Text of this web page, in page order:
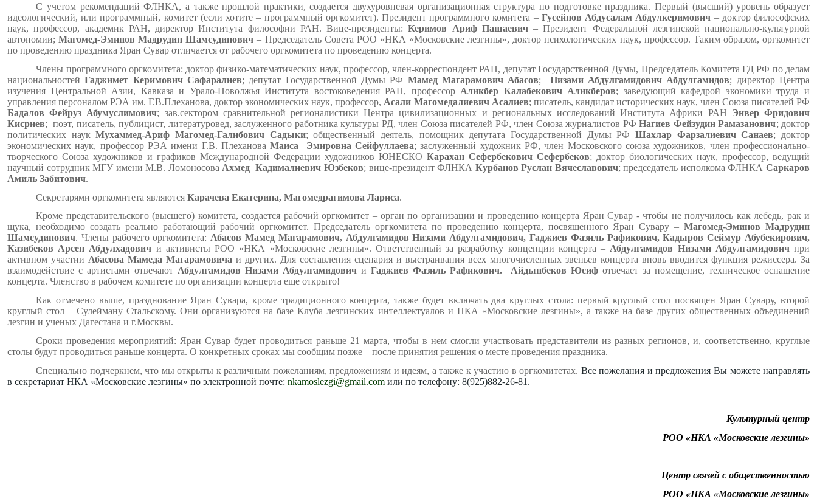
С учетом рекомендаций ФЛНКА, а также прошлой практики, создается двухуровневая организационная структура по подготовке праздника. Первый (высший) уровень образует
идеологический, или программный, комитет (если хотите – программный оргкомитет). Президент программного комитета – Гусейнов Абдусалам Абдулкеримович – доктор философских
наук, профессор, академик РАН, директор Института философии РАН. Вице-президенты:Керимов Ариф Пашаевич– Президент Федеральной лезгинской национально-культурной
автономии;Магомед-Эминов Мадрудин Шамсудинович – Председатель Совета РОО «НКА «Московские лезгины», доктор психологических наук, профессор. Таким образом, оргкомитет
по проведению праздника Яран Сувар отличается от рабочего оргкомитета по проведению концерта.
Члены программного оргкомитета: доктор физико-математических наук, профессор, член-корреспондент РАН, депутат Государственной Думы, Председатель Комитета ГД РФ по делам
национальностейГаджимет Керимович Сафаралиев; депутат Государственной Думы РФ Мамед Магарамович Абасов; Низами Абдулгамидович Абдулгамидов; директор Центра
изучения Центральной Азии, Кавказа и Урало-Поволжья Института востоковедения РАН, профессор Аликбер Калабекович Аликберов; заведующий кафедрой экономики труда и
управления персоналом РЭА им. Г.В.Плеханова, доктор экономических наук, профессор, Асали Магомедалиевич Асалиев; писатель, кандидат исторических наук, член Союза писателей РФ
Бадалов Фейруз Абумуслимович; зав.сектором сравнительной регионалистики Центра цивилизационных и региональных исследований Института Африки РАН Энвер Фридович
Кисриев; поэт, писатель, публицист, литературовед, заслуженного работника культуры РД, член Союза писателей РФ, член Союза журналистов РФНагиев Фейзудин Рамазанович; доктор
политических наукМухаммед-Ариф Магомед-Галибович Садыки; общественный деятель, помощник депутата Государственной Думы РФШахлар Фарзалиевич Санаев; доктор
экономических наук, профессор РЭА имени Г.В. ПлехановаМаиса Эмировна Сейфуллаева; заслуженный художник РФ, член Московского союза художников, член профессионально-
творческого Союза художников и графиков Международной Федерации художников ЮНЕСКО Карахан Сефербекович Сефербеков; доктор биологических наук, профессор, ведущий
научный сотрудник МГУ имени М.В. Ломоносова Ахмед Кадималиевич Юзбеков; вице-президент ФЛНКА Курбанов Руслан Вячеславович; председатель исполкома ФЛНКАСаркаров
Амиль Забитович.
Секретарями оргкомитета являютсяКарачева Екатерина, Магомедрагимова Лариса.
Кроме представительского (высшего) комитета, создается рабочий оргкомитет – орган по организации и проведению концерта Яран Сувар - чтобы не получилось как лебедь, рак и
щука, необходимо создать реально работающий рабочий оргкомитет. Председатель оргкомитета по проведению концерта, посвященного Яран Сувару –Магомед-Эминов Мадрудин
Шамсудинович. Члены рабочего оргкомитета: Абасов Мамед Магарамович, Абдулгамидов Низами Абдулгамидович, Гаджиев Фазиль Рафикович, Кадыров Сеймур Абубекирович,
Казибеков Арсен Абдулхадович и активисты РОО «НКА «Московские лезгины». Ответственный за разработку концепции концерта – Абдулгамидов Низами Абдулгамидовичпри
активном участии Абасова Мамеда Магарамовича и других. Для составления сценария и выстраивания всех многочисленных звеньев концерта вновь вводится функция режиссера. За
взаимодействие с артистами отвечают Абдулгамидов Низами Абдулгамидович и Гаджиев Фазиль Рафикович. Айдынбеков Юсиф отвечает за помещение, техническое оснащение
концерта. Членство в рабочем комитете по организации концерта еще открыто!
Как отмечено выше, празднование Яран Сувара, кроме традиционного концерта, также будет включать два круглых стола: первый круглый стол посвящен Яран Сувару, второй
круглый стол – Сулейману Стальскому. Они организуются на базе Клуба лезгинских интеллектуалов и НКА «Московские лезгины», а также на базе других общественных объединений
лезгин и ученых Дагестана и г.Москвы.
Сроки проведения мероприятий: Яран Сувар будет проводиться раньше 21 марта, чтобы в нем смогли участвовать представители из разных регионов, и, соответственно, круглые
столы будут проводиться раньше концерта. О конкретных сроках мы сообщим позже – после принятия решения о месте проведения праздника.
Специально подчеркнем, что мы открыты к различным пожеланиям, предложениям и идеям, а также к участию в оргкомитетах. Все пожелания и предложения Вы можете направлять
в секретариат НКА «Московские лезгины» по электронной почте: nkamoslezgi@gmail.com или по телефону: 8(925)882-26-81.
Культурный центр
РОО «НКА «Московские лезгины»
Центр связей с общественностью
РОО «НКА «Московские лезгины»